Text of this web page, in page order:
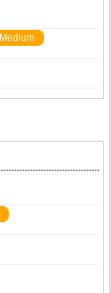
Medium